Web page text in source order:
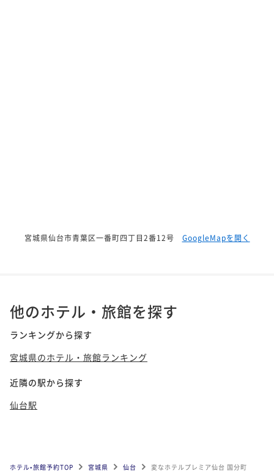
宮城県仙台市青葉区一番町四丁目2番12号 GoogleMapを開く
他のホテル・旅館を探す
ランキングから探す
宮城県のホテル・旅館ランキング
近隣の駅から探す
仙台駅
ホテル•旅館予約TOP 宮城県 仙台 変なホテルプレミア仙台 国分町